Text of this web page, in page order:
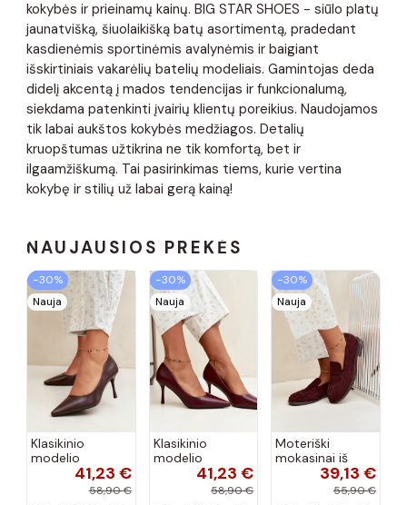
kokybės ir prieinamų kainų. BIG STAR SHOES - siūlo platų
jaunatvišką, šiuolaikišką batų asortimentą, pradedant
kasdienėmis sportinėmis avalynėmis ir baigiant
išskirtiniais vakarėlių batelių modeliais. Gamintojas deda
didelį akcentą į mados tendencijas ir funkcionalumą,
siekdama patenkinti įvairių klientų poreikius. Naudojamos
tik labai aukštos kokybės medžiagos. Detalių
kruopštumas užtikrina ne tik komfortą, bet ir
ilgaamžiškumą. Tai pasirinkimas tiems, kurie vertina
kokybę ir stilių už labai gerą kainą!
NAUJAUSIOS PREKĖS
−30%
Nauja
Klasikinio
modelio
aukštakulniai
41,23 €
58,90 €
−30%
Nauja
Klasikinio
modelio
aukštakulniai
41,23 €
58,90 €
−30%
Nauja
Moteriški
mokasinai iš
dirbtinės
zomšos, bordo
39,13 €
55,90 €